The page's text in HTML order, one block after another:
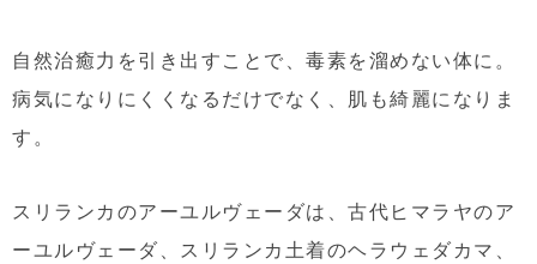
自然治癒力を引き出すことで、毒素を溜めない体に。
病気になりにくくなるだけでなく、肌も綺麗になりま
す。
スリランカのアーユルヴェーダは、古代ヒマラヤのア
ーユルヴェーダ、スリランカ土着のヘラウェダカマ、